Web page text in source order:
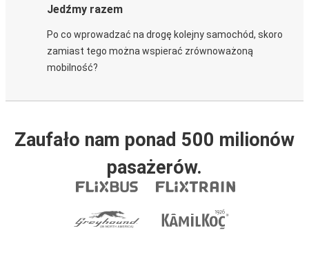
Jedźmy razem
Po co wprowadzać na drogę kolejny samochód, skoro
zamiast tego można wspierać zrównoważoną
mobilność?
Zaufało nam ponad 500 milionów
pasażerów.